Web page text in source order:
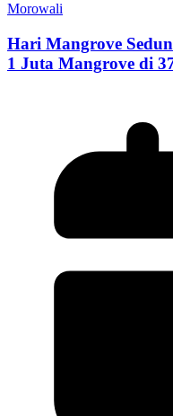
Morowali
Hari Mangrove
1 Juta Mangrove di